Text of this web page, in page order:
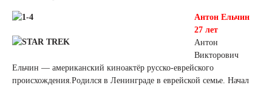
Антон Ельчин
27 лет
Антон
Викторович
Ельчин — американский киноактёр русско-еврейского
происхождения.Родился в Ленинграде в еврейской семье. Начал